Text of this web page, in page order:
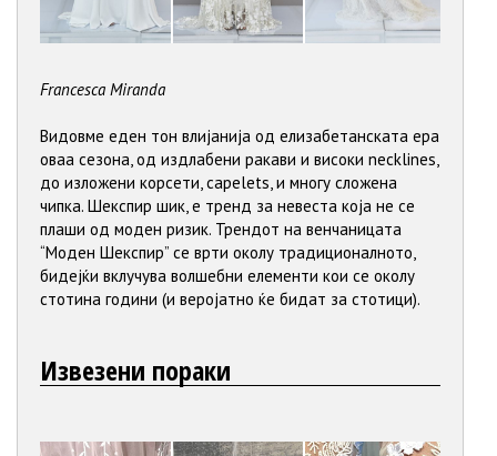
Francesca Miranda
Видовме еден тон влијанија од елизабетанската ера
оваа сезона, од издлабени ракави и високи necklines,
до изложени корсети, capelets, и многу сложена
чипка. Шекспир шик, е тренд за невеста која не се
плаши од моден ризик. Трендот на венчаницата
“Моден Шекспир” се врти околу традиционалното,
бидејќи вклучува волшебни елементи кои се околу
стотина години (и веројатно ќе бидат за стотици).
Извезeни пораки